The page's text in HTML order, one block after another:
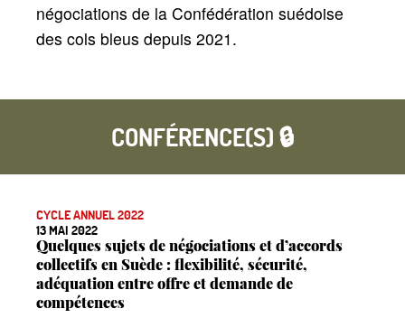
négociations de la Confédération suédoise
des cols bleus depuis 2021.
CONFÉRENCE(S) 🔒
CYCLE ANNUEL 2022
13 MAI 2022
Quelques sujets de négociations et d’accords
collectifs en Suède : flexibilité, sécurité,
adéquation entre offre et demande de
compétences